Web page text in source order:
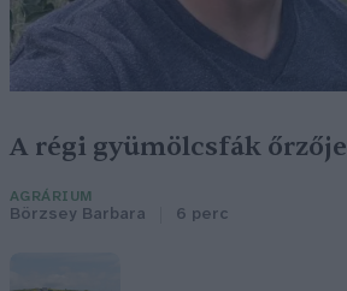
A régi gyümölcsfák őrzője
AGRÁRIUM
Börzsey Barbara 6 perc